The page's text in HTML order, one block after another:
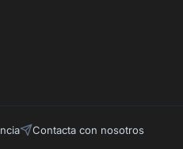
Contacta con nosotros